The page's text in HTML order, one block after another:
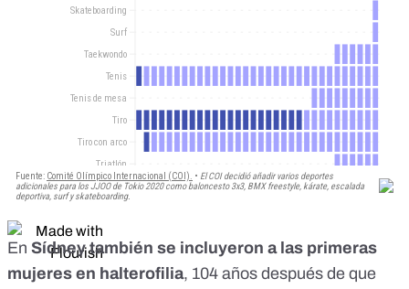
En Sídney también se incluyeron a las primeras
mujeres en halterofilia, 104 años después de que